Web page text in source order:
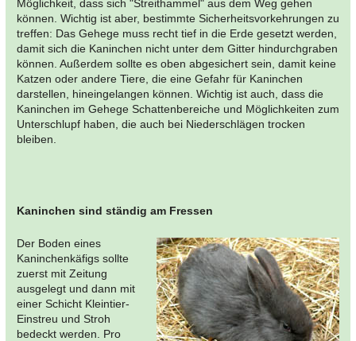
Möglichkeit, dass sich "Streithammel" aus dem Weg gehen
können. Wichtig ist aber, bestimmte Sicherheitsvorkehrungen zu
treffen: Das Gehege muss recht tief in die Erde gesetzt werden,
damit sich die Kaninchen nicht unter dem Gitter hindurchgraben
können. Außerdem sollte es oben abgesichert sein, damit keine
Katzen oder andere Tiere, die eine Gefahr für Kaninchen
darstellen, hineingelangen können. Wichtig ist auch, dass die
Kaninchen im Gehege Schattenbereiche und Möglichkeiten zum
Unterschlupf haben, die auch bei Niederschlägen trocken
bleiben.
Kaninchen sind ständig am Fressen
Der Boden eines
Kaninchenkäfigs sollte
zuerst mit Zeitung
ausgelegt und dann mit
einer Schicht Kleintier-
Einstreu und Stroh
bedeckt werden. Pro